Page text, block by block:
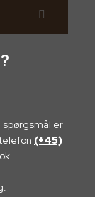
spørgsmål er
(+45)